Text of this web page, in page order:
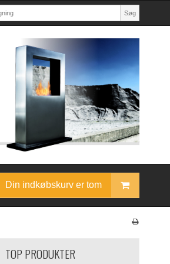
Søg
Din indkøbskurv er tom
TOP PRODUKTER